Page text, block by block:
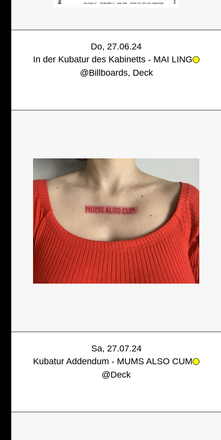
Do, 27.06.24
In der Kubatur des Kabinetts - MAI LING
@Billboards, Deck
Sa, 27.07.24
Kubatur Addendum - MUMS ALSO CUM
@Deck